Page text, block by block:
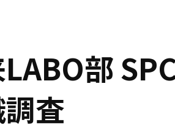
部
査